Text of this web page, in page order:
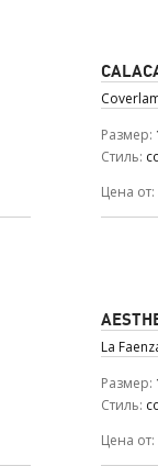
Размер
Стиль
Цена от:
La
Размер
Стиль
Цена от: